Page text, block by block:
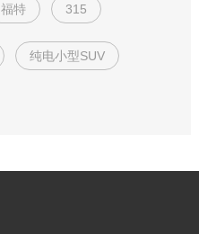
福特 315
纯电小型SUV